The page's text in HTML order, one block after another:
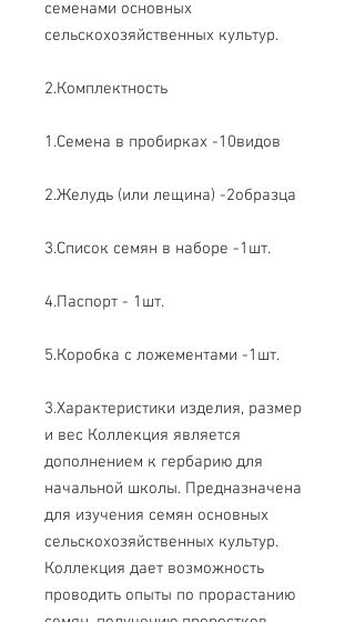
семенами основных
сельскохозяйственных культур.
2.Комплектность
1.Семена в пробирках -10видов
2.Желудь (или лещина) -2образца
3.Список семян в наборе -1шт.
4.Паспорт - 1шт.
5.Коробка с ложементами -1шт.
3.Характеристики изделия, размер
и вес Коллекция является
дополнением к гербарию для
начальной школы. Предназначена
для изучения семян основных
сельскохозяйственных культур.
Коллекция дает возможность
проводить опыты по прорастанию